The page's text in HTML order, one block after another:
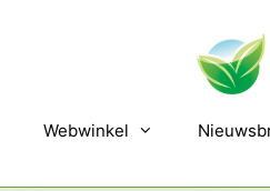
Webwinkel